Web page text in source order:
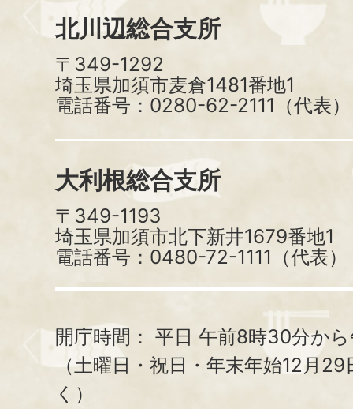
北川辺総合支所
〒349-1292
埼玉県加須市麦倉1481番地1
電話番号：0280-62-2111（代表）
大利根総合支所
〒349-1193
埼玉県加須市北下新井1679番地1
電話番号：0480-72-1111（代表）
開庁時間： 平日 午前8時30分か
（土曜日・祝日・年末年始12月
く）